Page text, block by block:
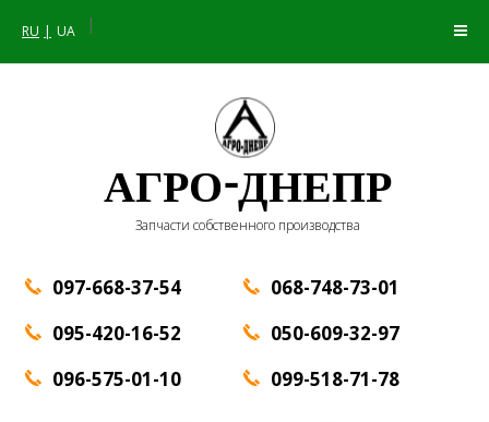
RU UA |
АГРО-ДНЕПР
Запчасти собственного производства
097-668-37-54
095-420-16-52
096-575-01-10
068-748-73-01
050-609-32-97
099-518-71-78